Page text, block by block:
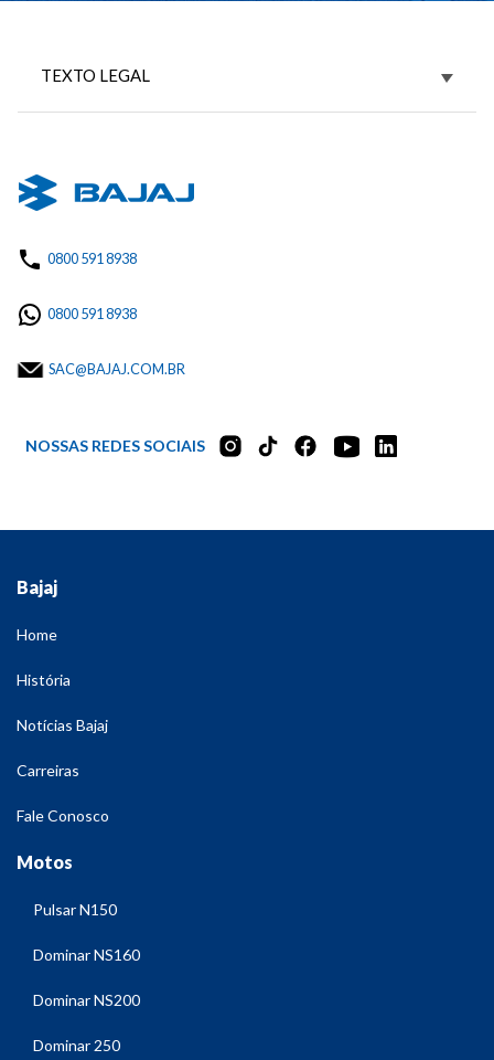
TEXTO LEGAL
0800 591 8938
0800 591 8938
SAC@BAJAJ.COM.BR
NOSSAS REDES SOCIAIS
Bajaj
Home
História
Notícias Bajaj
Carreiras
Fale Conosco
Motos
Pulsar N150
Dominar NS160
Dominar NS200
Dominar 250